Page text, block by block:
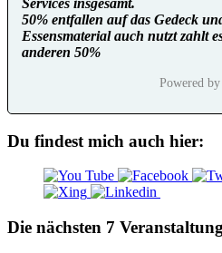
Services insgesamt.
50% entfallen auf das Gedeck
Essensmaterial auch nutzt zahlt
anderen 50%
Powered by
Du findest mich auch hier:
Die nächsten 7